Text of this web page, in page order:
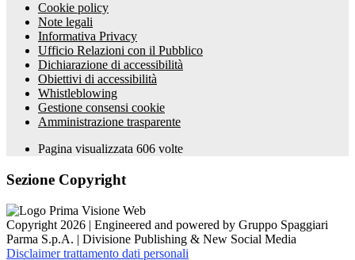
Cookie policy
Note legali
Informativa Privacy
Ufficio Relazioni con il Pubblico
Dichiarazione di accessibilità
Obiettivi di accessibilità
Whistleblowing
Gestione consensi cookie
Amministrazione trasparente
Pagina visualizzata 606 volte
Sezione Copyright
Copyright 2026 | Engineered and powered by Gruppo Spaggiari
Parma S.p.A. | Divisione Publishing & New Social Media
Disclaimer trattamento dati personali